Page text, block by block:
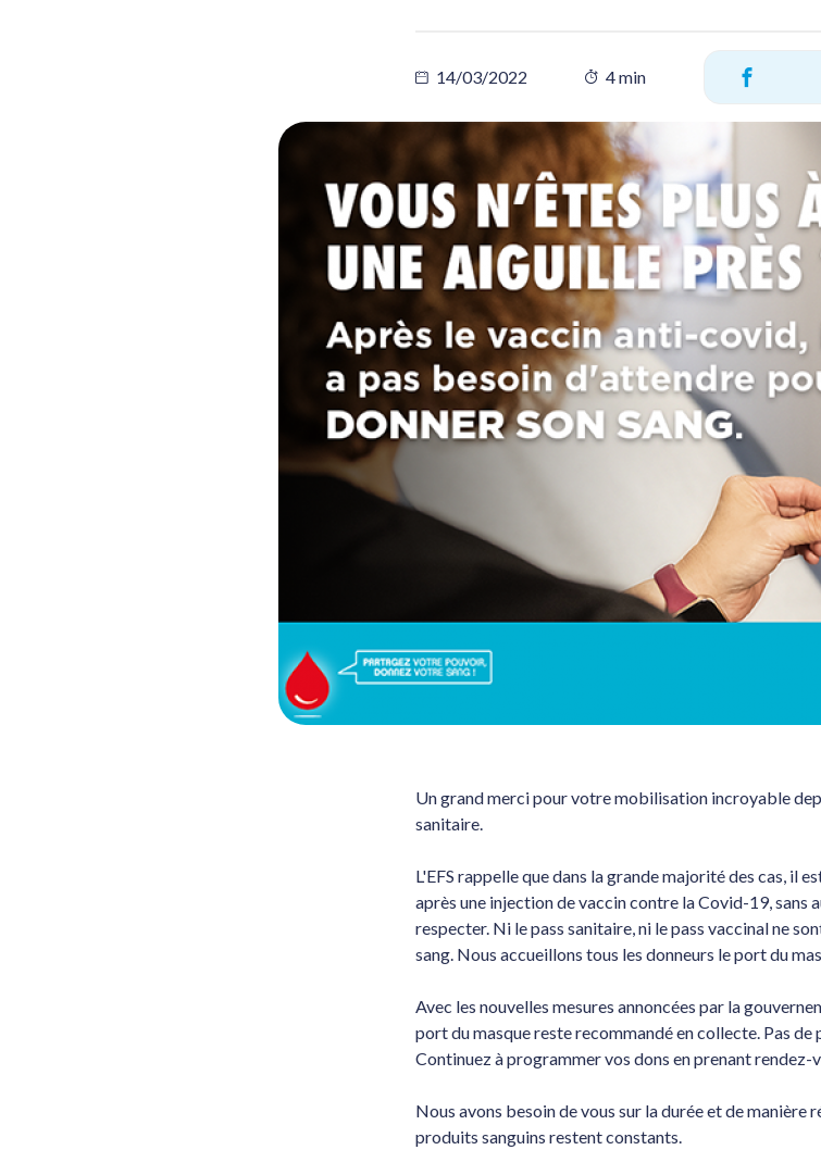
14/03/2022 4 min
Un grand merci pour votre mobilisation incroyable
sanitaire.
L'EFS rappelle que dans la grande majorité des cas, il
après une injection de vaccin contre la Covid-19, sans
respecter. Ni le pass sanitaire, ni le pass vaccinal ne
sang. Nous accueillons tous les donneurs le port du
Avec les nouvelles mesures annoncées par la
port du masque reste recommandé en collecte. Pas de
Continuez à programmer vos dons en prenantrendez-
Nous avons besoin de vous sur la durée et de manière
produits sanguins restent constants.